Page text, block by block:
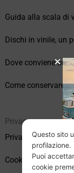
Guida alla scala di
Dischi in vinile, un
Dove conviene
Come conservare
Privacy
Privacy Policy
Cookie Policy (UE)
Questo sito
profilazione.
Puoi
cookie